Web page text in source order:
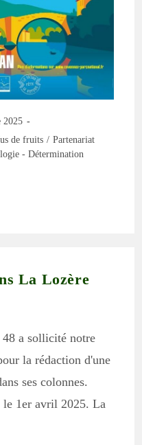
2025
de fruits / Partenariat
- Détermination
La Lozère
a sollicité notre
la rédaction d'une
ses colonnes.
1er avril 2025. La